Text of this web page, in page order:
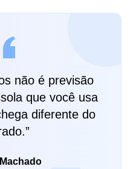
não é previsão
que você usa
diferente do
”